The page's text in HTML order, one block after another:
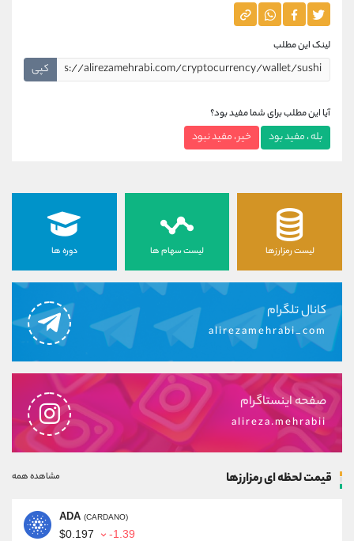
لینک این مطلب
کپی
آیا این مطلب برای شما مفید بود؟
بله ، مفید بود خیر ، مفید نبود
لیست رمزارزها لیست سهام ها دوره ها
کانال تلگرام
alirezamehrabi_com
صفحه اینستاگرام
alireza.mehrabii
قیمت لحظه ای رمزارزها مشاهده همه
ADA (CARDANO)
$0.197 -1.39